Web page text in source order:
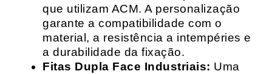
que utilizam ACM. A personalização
garante a compatibilidade com o
material, a resistência a intempéries e
a durabilidade da fixação.
Fitas Dupla Face Industriais: Uma